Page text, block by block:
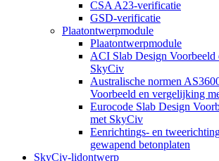
CSA A23-verificatie
GSD-verificatie
Plaatontwerpmodule
Plaatontwerpmodule
ACI Slab Design Voorbeeld
SkyCiv
Australische normen
Voorbeeld en vergelijking
Eurocode Slab Design
met SkyCiv
Eenrichtings- en
gewapend betonplaten
SkyCiv-lidontwerp